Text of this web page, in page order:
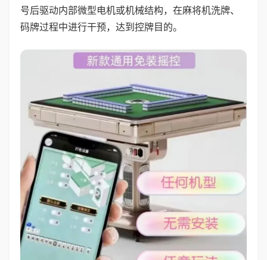
号后驱动内部微型电机或机械结构，在麻将机洗牌、
码牌过程中进行干预，达到控牌目的。